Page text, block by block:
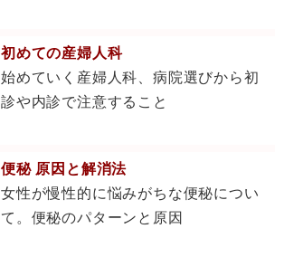
初めての産婦人科
始めていく産婦人科、病院選びから初
診や内診で注意すること
便秘 原因と解消法
女性が慢性的に悩みがちな便秘につい
て。便秘のパターンと原因